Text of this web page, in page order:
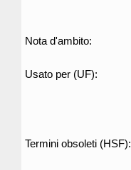
Nota d'ambito:
Usato per (UF):
Termini obsoleti (HSF):